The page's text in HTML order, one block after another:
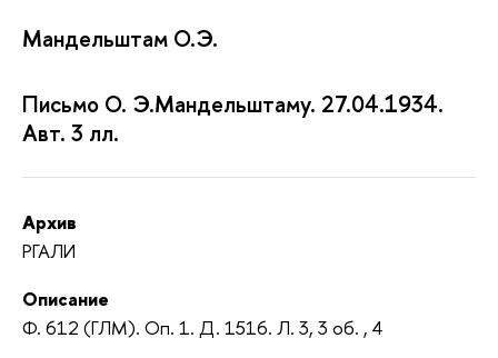
Мандельштам О.Э.
Письмо О. Э.Мандельштаму. 27.04.1934.
Авт. 3 лл.
Архив
РГАЛИ
Описание
Ф. 612 (ГЛМ). Oп. 1. Д. 1516. Л. 3, 3 об. , 4